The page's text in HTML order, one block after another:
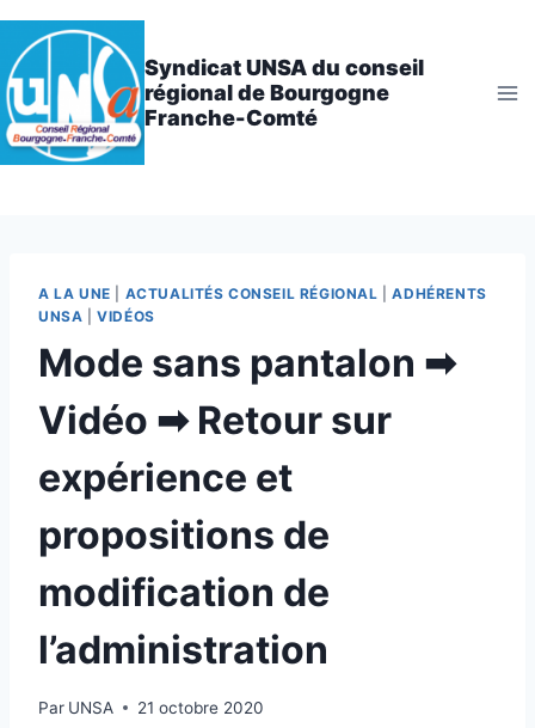
Aller
au
contenu
Syndicat UNSA du conseil
régional de Bourgogne
Franche-Comté
A LA UNE ACTUALITÉS CONSEIL RÉGIONAL |ADHÉRENTS
UNSA |VIDÉOS
Mode sans pantalon ➡
Vidéo ➡ Retour sur
expérience et
propositions de
modification de
l’administration
Par UNSA 21 octobre 2020